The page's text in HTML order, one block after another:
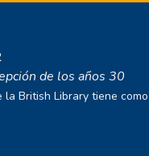
de los años 30
British Library tiene